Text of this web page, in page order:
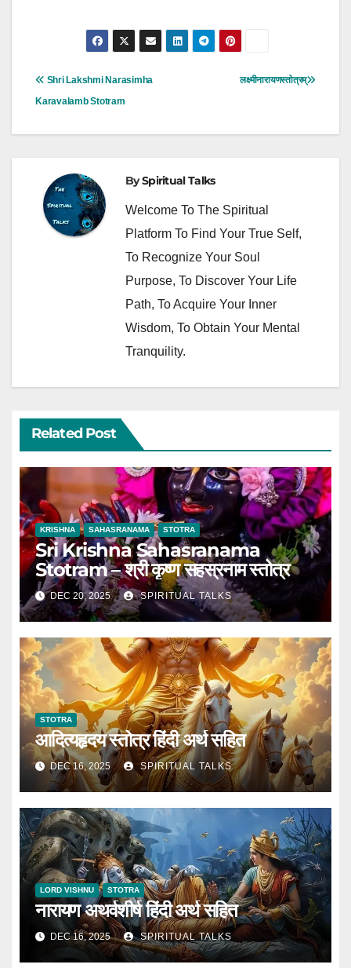
Post
लक्ष्मीनारायणस्तोत्रम्
Shri Lakshmi Narasimha
Karavalamb Stotram
BySpiritual Talks
Welcome To The Spiritual
Platform To Find Your True Self,
To Recognize Your Soul
Purpose, To Discover Your Life
Path, To Acquire Your Inner
Wisdom, To Obtain Your Mental
Tranquility.
Related Post
KRISHNA SAHASRANAMA STOTRA
Sri Krishna Sahasranama
Stotram – श्री कृष्ण सहस्रनाम स्तोत्र
DEC 20, 2025 SPIRITUAL TALKS
STOTRA
आदित्यहृदय स्तोत्र हिंदी अर्थ सहित
DEC 16, 2025 SPIRITUAL TALKS
LORD VISHNU STOTRA
नारायण अथर्वशीर्ष हिंदी अर्थ सहित
DEC 16, 2025 SPIRITUAL TALKS